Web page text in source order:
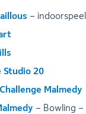
–
Studio 20
Malmedy
– Bowling